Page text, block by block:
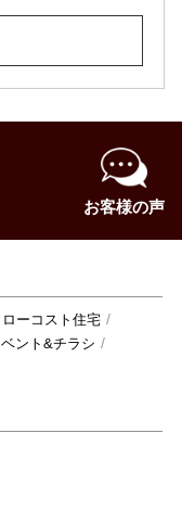
お客様の声
ローコスト住宅
ント&チラシ